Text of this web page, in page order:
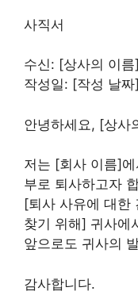
사직서
수신: [상사의 이름]
작성일: [작성 날짜]
안녕하세요, [상사
저는 [회사 이름]
부로 퇴사하고자
[퇴사 사유에 대한
찾기 위해] 귀사에
앞으로도 귀사의
감사합니다.